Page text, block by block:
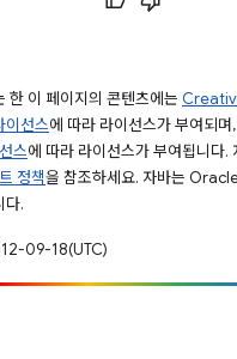
한 이 페이지의 콘텐츠에는
선스에 따라 라이선스가 부여되며
스에 따라 라이선스가 부여됩니다.
정책을 참조하세요. 자바는
다.
09-18(UTC)